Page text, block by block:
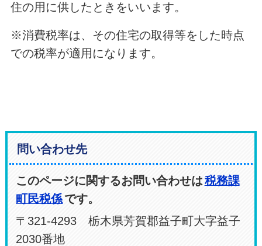
住の用に供したときをいいます。
※消費税率は、その住宅の取得等をした時点
での税率が適用になります。
問い合わせ先
このページに関するお問い合わせは税務課
町民税係です。
〒321-4293 栃木県芳賀郡益子町大字益子
2030番地